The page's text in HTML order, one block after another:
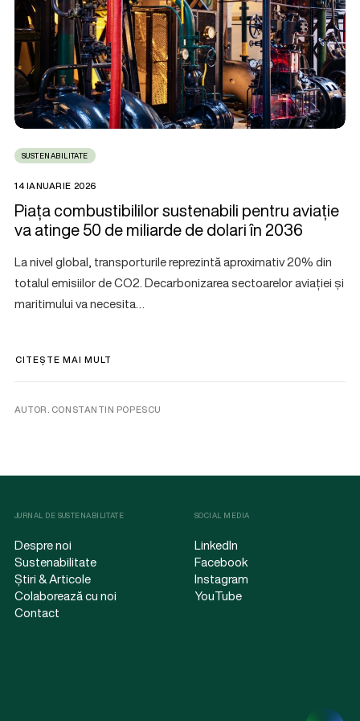
SUSTENABILITATE
14 IANUARIE 2026
Piața combustibililor sustenabili pentru aviație
va atinge 50 de miliarde de dolari în 2036
La nivel global, transporturile reprezintă aproximativ 20% din
totalul emisiilor de CO2. Decarbonizarea sectoarelor aviației și
maritimului va necesita…
CITEȘTE MAI MULT
AUTOR. CONSTANTIN POPESCU
JURNAL DE SUSTENABILITATE
Despre noi
Sustenabilitate
Știri & Articole
Colaborează cu noi
Contact
SOCIAL MEDIA
LinkedIn
Facebook
Instagram
YouTube